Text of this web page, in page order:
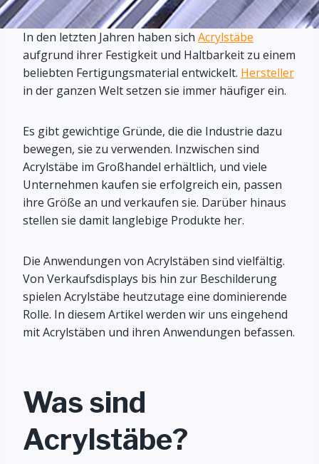
In den letzten Jahren haben sich Acrylstäbe
aufgrund ihrer Festigkeit und Haltbarkeit zu einem
beliebten Fertigungsmaterial entwickelt. Hersteller
in der ganzen Welt setzen sie immer häufiger ein.
Es gibt gewichtige Gründe, die die Industrie dazu
bewegen, sie zu verwenden. Inzwischen sind
Acrylstäbe im Großhandel erhältlich, und viele
Unternehmen kaufen sie erfolgreich ein, passen
ihre Größe an und verkaufen sie. Darüber hinaus
stellen sie damit langlebige Produkte her.
Die Anwendungen von Acrylstäben sind vielfältig.
Von Verkaufsdisplays bis hin zur Beschilderung
spielen Acrylstäbe heutzutage eine dominierende
Rolle. In diesem Artikel werden wir uns eingehend
mit Acrylstäben und ihren Anwendungen befassen.
Was sind
Acrylstäbe?